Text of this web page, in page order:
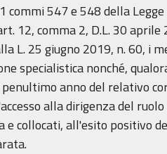
commi 547 e 548 della
12, comma 2, D.L. 30
L. 25 giugno 2019, n. 60, i
specialistica nonché,
anno del relativo
alla dirigenza del
e collocati, all'esito positivo